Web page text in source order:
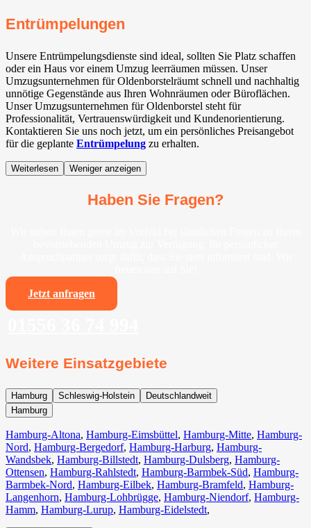
Entrümpelungen
Unsere Entrümpelungsdienste sind ideal, sollten Sie Platz schaffen
oder ein Haus vor einem Umzug leerräumen müssen. Unser
Umzugsunternehmen für Oldenborstelräumt schnell und nachhaltig
unnötige Gegenstände aus Ihren Wohnräumen oder Büroflächen.
Unser Umzugsunternehmen für Oldenborstel steht für
Professionalität, Vertrauenswürdigkeit und Kundenorientierung.
Kontaktieren Sie uns noch jetzt, um ein persönliches Preisangebot
für die geplante Entrümpelung zu erhalten.
Weiterlesen Weniger anzeigen
Haben Sie Fragen?
Jetzt anfragen
Weitere Einsatzgebiete
Hamburg Schleswig-Holstein
Deutschlandweit
Hamburg
Hamburg-Altona, Hamburg-Eimsbüttel, Hamburg-Mitte, Hamburg-
Nord, Hamburg-Bergedorf, Hamburg-Harburg, Hamburg-
Wandsbek, Hamburg-Billstedt, Hamburg-Dulsberg, Hamburg-
Ottensen, Hamburg-Rahlstedt, Hamburg-Barmbek-Süd, Hamburg-
Barmbek-Nord, Hamburg-Eilbek, Hamburg-Bramfeld, Hamburg-
Langenhorn, Hamburg-Lohbrügge, Hamburg-Niendorf, Hamburg-
Hamm, Hamburg-Lurup, Hamburg-Eidelstedt,